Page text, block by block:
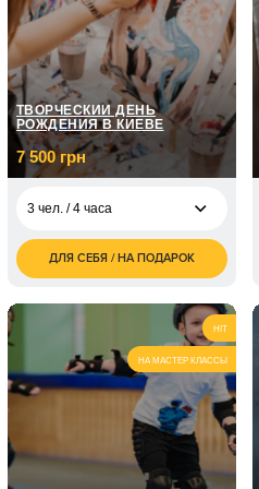
ТВОРЧЕСКИЙ ДЕНЬ
РОЖДЕНИЯ В КИЕВЕ
7 500 грн
3 чел. / 4 часа
7 500
грн
12 500
грн
ДЛЯ СЕБЯ / НА ПОДАРОК
HIT
НА МАСТЕР КЛАССЫ